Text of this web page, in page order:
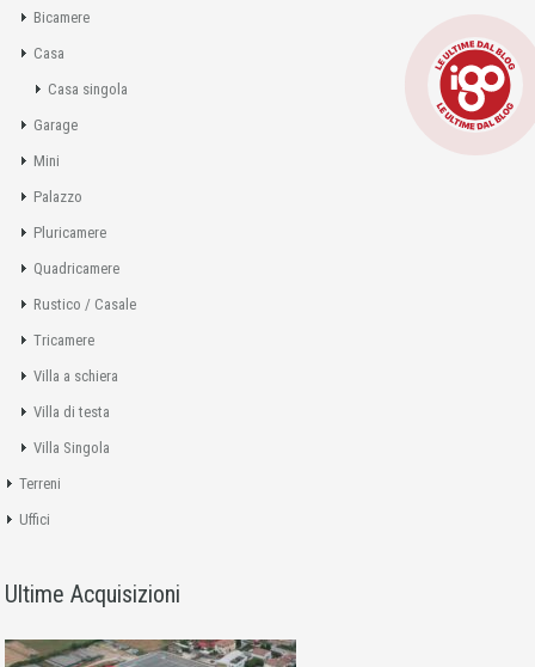
Bicamere
Casa
Casa singola
Garage
Mini
Palazzo
Pluricamere
Quadricamere
Rustico / Casale
Tricamere
Villa a schiera
Villa di testa
Villa Singola
Terreni
Uffici
Ultime Acquisizioni